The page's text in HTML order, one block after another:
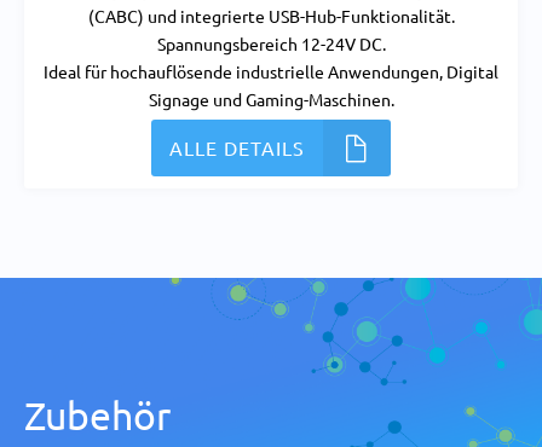
(CABC) und integrierte USB-Hub-Funktionalität.
Spannungsbereich 12-24V DC.
Ideal für hochauflösende industrielle Anwendungen, Digital
Signage und Gaming-Maschinen.
ALLE DETAILS
Zubehör